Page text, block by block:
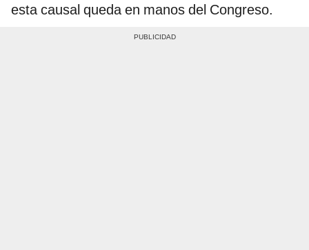
esta causal queda en manos del Congreso.